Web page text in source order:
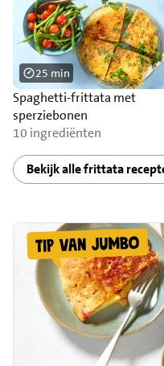
Spaghetti-frittata met
sperziebonen
10 ingrediënten
25 min
Bekijk alle frittata